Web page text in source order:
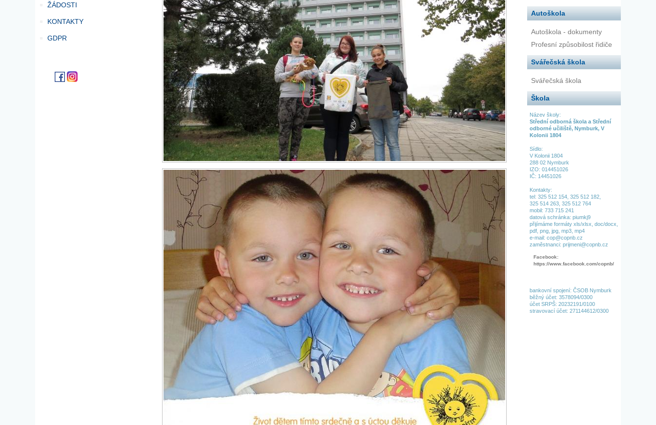
ŽÁDOSTI
KONTAKTY
GDPR
Autoškola
Autoškola - dokumenty
Profesní způsobilost řidiče
Svářečská škola
Svářečská škola
Škola
Název školy:
Střední odborná škola a Střední
odborné učiliště, Nymburk, V
Kolonii 1804
Sídlo:
V Kolonii 1804
288 02 Nymburk
IZO: 014451026
IČ: 14451026
Kontakty:
tel: 325 512 154, 325 512 182,
325 514 263, 325 512 764
mobil: 733 715 241
datová schránka: piumkj9
přijímáme formáty xls/xlsx, doc/docx,
pdf, png, jpg, mp3, mp4
e-mail: cop@copnb.cz
zaměstnanci: prijmeni@copnb.cz
Facebook:
https://www.facebook.com/copnb/
bankovní spojení: ČSOB Nymburk
běžný účet: 3578094/0300
účet SRPŠ: 20232191/0100
stravovací účet: 271144612/0300